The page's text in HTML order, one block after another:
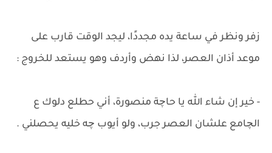
زفر ونظر في ساعة يده مجددًا، ليجد الوقت قارب على
موعد أذان العصر، لذا نهض وأردف وهو يستعد للخروج :
- خير إن شاء الله يا حاچة منصورة، أني حطلع دلوك ع
الچامع علشان العصر جرب، ولو أيوب چه خليه يحصلني .